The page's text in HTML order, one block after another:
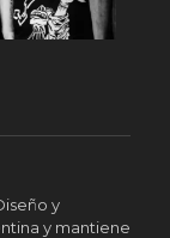
y
y mantiene